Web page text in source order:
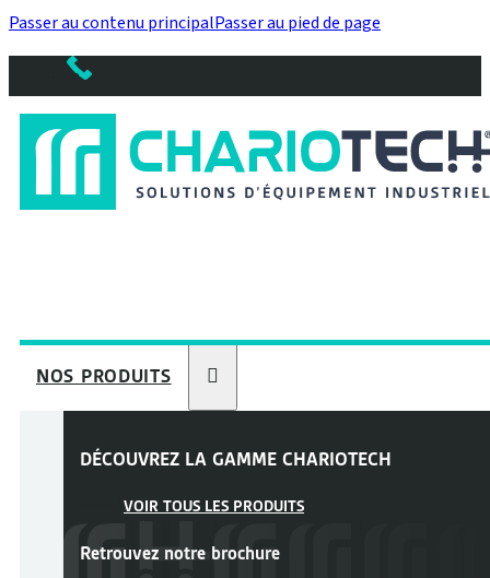
Passer au contenu principalPasser au pied de page
NOS PRODUITS
DÉCOUVREZ LA GAMME CHARIOTECH
VOIR TOUS LES PRODUITS
Retrouvez notre brochure